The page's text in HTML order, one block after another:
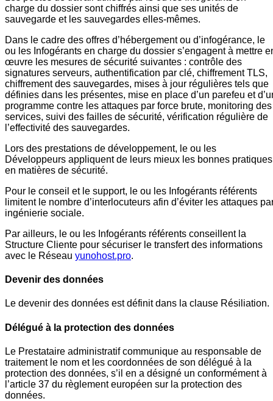
charge du dossier sont chiffrés ainsi que ses unités de
sauvegarde et les sauvegardes elles-mêmes.
Dans le cadre des offres d’hébergement ou d’infogérance, le
ou les Infogérants en charge du dossier s’engagent à mettre
œuvre les mesures de sécurité suivantes : contrôle des
signatures serveurs, authentification par clé, chiffrement TLS,
chiffrement des sauvegardes, mises à jour régulières tels que
définies dans les présentes, mise en place d’un parefeu et
programme contre les attaques par force brute, monitoring des
services, suivi des failles de sécurité, vérification régulière de
l’effectivité des sauvegardes.
Lors des prestations de développement, le ou les
Développeurs appliquent de leurs mieux les bonnes pratiques
en matières de sécurité.
Pour le conseil et le support, le ou les Infogérants référents
limitent le nombre d’interlocuteurs afin d’éviter les attaques
ingénierie sociale.
Par ailleurs, le ou les Infogérants référents conseillent la
Structure Cliente pour sécuriser le transfert des informations
avec le Réseau yunohost.pro.
Devenir des données
Le devenir des données est définit dans la clause Résiliation.
Délégué à la protection des données
Le Prestataire administratif communique au responsable de
traitement le nom et les coordonnées de son délégué à la
protection des données, s’il en a désigné un conformément à
l’article 37 du règlement européen sur la protection des
données.